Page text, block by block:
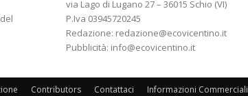
via Lago di Lugano 27 – 36015 Schio (VI)
P.Iva 03945720245
Redazione: redazione@ecovicentino.it
Pubblicità: info@ecovicentino.it
Contributors Contattaci Informazioni Commerciali